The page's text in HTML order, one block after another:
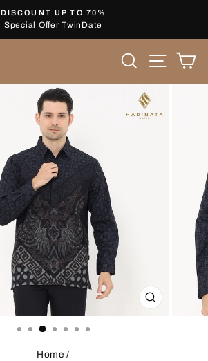
Pause
DISCOUNT UP TO 70%
Special Offer TwinDate
Search Site
CLOSE
Home /